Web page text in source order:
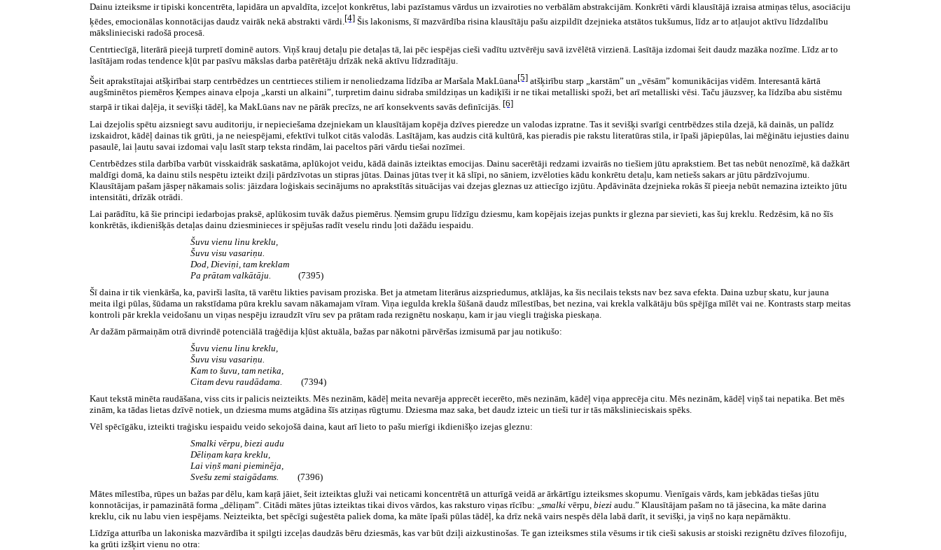
Dainu izteiksme ir tipiski koncentrēta, lapidāra un apvaldīta, izceļot konkrētus, labi pazīstamus vārdus un izvairoties no verbālām abstrakcijām. Konkrēti vārdi klausītājā izraisa atmiņas tēlus, asociāciju
ķēdes, emocionālas konnotācijas daudz vairāk nekā abstrakti vārdi. [4] Šis lakonisms, šī mazvārdība risina klausītāju pašu aizpildīt dzejnieka atstātos tukšumus, līdz ar to atļaujot aktīvu līdzdalību
mākslinieciski radošā procesā.
Centrtiecīgā, literārā pieejā turpretī dominē autors. Viņš krauj detaļu pie detaļas tā, lai pēc iespējas cieši vadītu uztvērēju savā izvēlētā virzienā. Lasītāja izdomai šeit daudz mazāka nozīme. Līdz ar to
lasītājam rodas tendence kļūt par pasīvu mākslas darba patērētāju drīzāk nekā aktīvu līdzradītāju.
Šeit aprakstītajai atšķirībai starp centrbēdzes un centrtieces stiliem ir nenoliedzama līdzība ar Maršala MakLūana[5] atšķirību starp „karstām” un „vēsām” komunikācijas vidēm. Interesantā kārtā
augšminētos piemēros Ķempes ainava elpoja „karsti un alkaini”, turpretim dainu sidraba smildziņas un kadiķīši ir ne tikai metalliski spoži, bet arī metalliski vēsi. Taču jāuzsveŗ, ka līdzība abu sistēmu
starpā ir tikai daļēja, it sevišķi tādēļ, ka MakLūans nav ne pārāk precīzs, ne arī konsekvents savās definīcijās. [6]
Lai dzejolis spētu aizsniegt savu auditoriju, ir nepieciešama dzejniekam un klausītājam kopēja dzīves pieredze un valodas izpratne. Tas it sevišķi svarīgi centrbēdzes stila dzejā, kā dainās, un palīdz
izskaidrot, kādēļ dainas tik grūti, ja ne neiespējami, efektīvi tulkot citās valodās. Lasītājam, kas audzis citā kultūrā, kas pieradis pie rakstu literatūras stila, ir īpaši jāpiepūlas, lai mēģinātu iejusties dainu
pasaulē, lai ļautu savai izdomai vaļu lasīt starp teksta rindām, lai paceltos pāri vārdu tiešai nozīmei.
Centrbēdzes stila darbība varbūt visskaidrāk saskatāma, aplūkojot veidu, kādā dainās izteiktas emocijas. Dainu sacerētāji redzami izvairās no tiešiem jūtu aprakstiem. Bet tas nebūt nenozīmē, kā dažkārt
maldīgi domā, ka dainu stils nespētu izteikt dziļi pārdzīvotas un stipras jūtas. Dainas jūtas tveŗ it kā slīpi, no sāniem, izvēloties kādu konkrētu detaļu, kam netiešs sakars ar jūtu pārdzīvojumu.
Klausītājam pašam jāspeŗ nākamais solis: jāizdara loģiskais secinājums no aprakstītās situācijas vai dzejas gleznas uz attiecīgo izjūtu. Apdāvināta dzejnieka rokās šī pieeja nebūt nemazina izteikto jūtu
intensitāti, drīzāk otrādi.
Lai parādītu, kā šie principi iedarbojas praksē, aplūkosim tuvāk dažus piemērus. Ņemsim grupu līdzīgu dziesmu, kam kopējais izejas punkts ir glezna par sievieti, kas šuj kreklu. Redzēsim, kā no šīs
konkrētās, ikdienišķās detaļas dainu dziesminieces ir spējušas radīt veselu rindu ļoti dažādu iespaidu.
Šuvu vienu linu kreklu,
Šuvu visu vasariņu.
Dod, Dieviņi, tam kreklam
Pa prātam valkātāju. (7395)
Šī daina ir tik vienkārša, ka, pavirši lasīta, tā varētu likties pavisam proziska. Bet ja atmetam literārus aizspriedumus, atklājas, ka šis necilais teksts nav bez sava efekta. Daina uzbuŗ skatu, kur jauna
meita ilgi pūlas, šūdama un rakstīdama pūra kreklu savam nākamajam vīram. Viņa iegulda krekla šūšanā daudz mīlestības, bet nezina, vai krekla valkātāju būs spējīga mīlēt vai ne. Kontrasts starp meitas
kontroli pār krekla veidošanu un viņas nespēju izraudzīt vīru sev pa prātam rada rezignētu noskaņu, kam ir jau viegli traģiska pieskaņa.
Ar dažām pārmaiņām otrā divrindē potenciālā traģēdija kļūst aktuāla, bažas par nākotni pārvēršas izmisumā par jau notikušo:
Šuvu vienu linu kreklu,
Šuvu visu vasariņu.
Kam to šuvu, tam netika,
Citam devu raudādama.
(7394)
Kaut tekstā minēta raudāšana, viss cits ir palicis neizteikts. Mēs nezinām, kādēļ meita nevarēja apprecēt iecerēto, mēs nezinām, kādēļ viņa apprecēja citu. Mēs nezinām, kādēļ viņš tai nepatika. Bet mēs
zinām, ka tādas lietas dzīvē notiek, un dziesma mums atgādina šīs atziņas rūgtumu. Dziesma maz saka, bet daudz izteic un tieši tur ir tās mākslinieciskais spēks.
Vēl spēcīgāku, izteikti traģisku iespaidu veido sekojošā daina, kaut arī lieto to pašu mierīgi ikdienišķo izejas gleznu:
Smalki vērpu, biezi audu
Dēliņam kaŗa kreklu,
Lai viņš mani pieminēja,
Svešu zemi staigādams.
(7396)
Mātes mīlestība, rūpes un bažas par dēlu, kam kaŗā jāiet, šeit izteiktas gluži vai neticami koncentrētā un atturīgā veidā ar ārkārtīgu izteiksmes skopumu. Vienīgais vārds, kam jebkādas tiešas jūtu
konnotācijas, ir pamazinātā forma „dēliņam”. Citādi mātes jūtas izteiktas tikai divos vārdos, kas raksturo viņas rīcību: „smalkivērpu,bieziaudu.” Klausītājam pašam no tā jāsecina, ka māte darina
kreklu, cik nu labu vien iespējams. Neizteikta, bet spēcīgi suģestēta paliek doma, ka māte īpaši pūlas tādēļ, ka drīz nekā vairs nespēs dēla labā darīt, it sevišķi, ja viņš no kaŗa nepārnāktu.
Līdzīga atturība un lakoniska mazvārdība it spilgti izceļas daudzās bēru dziesmās, kas var būt dziļi aizkustinošas. Te gan izteiksmes stila vēsums ir tik cieši sakusis ar stoiski rezignētu dzīves filozofiju,
ka grūti izšķirt vienu no otra: